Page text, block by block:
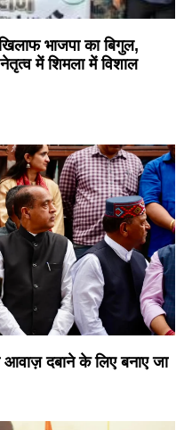
भाजपा का बिगुल,
में शिमला में विशाल
दबाने के लिए बनाए जा